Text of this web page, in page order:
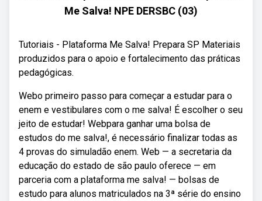
Me Salva! NPE DERSBC (03)
Tutoriais - Plataforma Me Salva! Prepara SP Materiais
produzidos para o apoio e fortalecimento das práticas
pedagógicas.
Webo primeiro passo para começar a estudar para o
enem e vestibulares com o me salva! É escolher o seu
jeito de estudar! Webpara ganhar uma bolsa de
estudos do me salva!, é necessário finalizar todas as
4 provas do simuladão enem. Web — a secretaria da
educação do estado de são paulo oferece — em
parceria com a plataforma me salva! — bolsas de
estudo para alunos matriculados na 3ª série do ensino